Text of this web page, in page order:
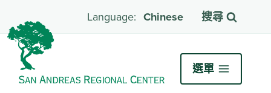
Chinese 搜尋
選單